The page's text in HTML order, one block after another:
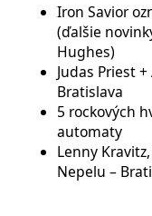
Iron Savior
(ďalšie
Hughes)
Judas Priest
Bratislava
5 rockových
automaty
Lenny
Nepelu –